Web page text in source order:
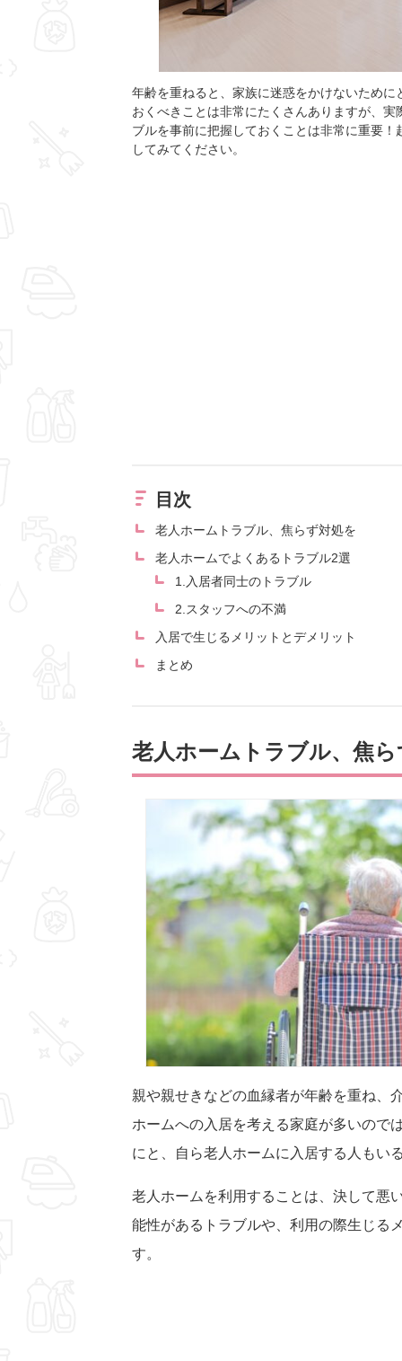
年齢を重ねると、家族に迷惑をかけないため
おくべきことは非常にたくさんありますが、
ブルを事前に把握しておくことは非常に重要
してみてください。
目次
老人ホームトラブル、焦らず対処を
老人ホームでよくあるトラブル2選
1.入居者同士のトラブル
2.スタッフへの不満
入居で生じるメリットとデメリット
まとめ
老人ホームトラブル、焦
親や親せきなどの血縁者が年齢を重ね、
ホームへの入居を考える家庭が多いので
にと、自ら老人ホームに入居する人もい
老人ホームを利用することは、決して悪
能性があるトラブルや、利用の際生じる
す。